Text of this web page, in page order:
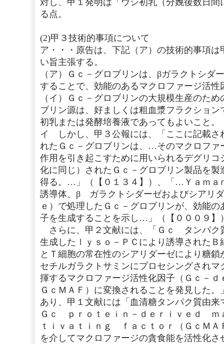
対し、甲１発明は「ウシ初乳（分娩後数日
る点。
(2)甲３技術的事項について
ア・・・原告は、下記（ア）の技術的事項
い旨主張する。
（ア）Ｇｃ－グロブリンは、βガラクトシダ
することで、効能のあるマクロファージ活性
（イ）Ｇｃ－グロブリンの大規模生産のた
ブリン源は、好ましくは粗血漿フラクショ
初乳または発酵培養液であってもよいこと。
イ しかし、甲３公報には、「ここに記載さ
れたＧｃ－グロブリンは、…そのマクロファ
作用を引き起こすために用いられるデグリ
化に同じ）されたＧｃ－グロブリン製品を
得る。…」（【０１３４】）、「…Ｙａｍａ
誘導体、β ガラクトシダーゼおよびシアリ
ｅ）で処理したＧｃ－グロブリンが、効能
子を生成することを示し…」（【０００９】
さらに、甲２文献には、「Ｇｃ タンパク
生成したｌｙｓｏ－ＰＣにより誘導された
とＴ細胞の常在性のシアリダーゼにより糖
セチルガラクトサミンにプロセシングされ
揮するマクロファージ活性化因子（Ｇｃ
ＧｃＭＡＦ）に変換されることを発見した
あり、甲１文献には「血清糖タンパク質由
Ｇｃ ｐｒｏｔｅｉｎ－ｄｅｒｉｖｅｄ
ｔｉｖａｔｉｎｇ ｆａｃｔｏｒ（ＧｃＭＡ
を介してマクロファージの貪食能を活性化